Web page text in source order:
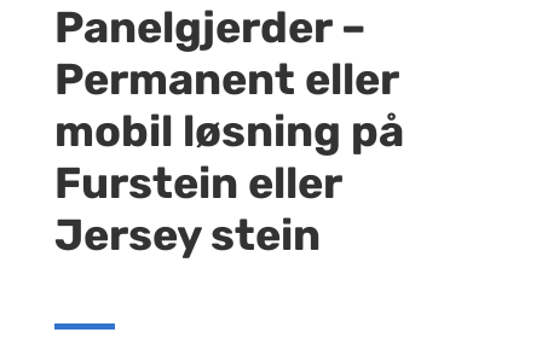
Panelgjerder –
Permanent eller
mobil løsning på
Furstein eller
Jersey stein